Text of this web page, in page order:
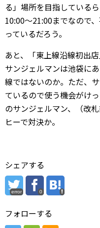
る」場所を目指している
10:00～21:00までなので
っているだろう。
あと、「東上線沿線初出
サンジェルマンは池袋に
線ではないのか。ただ、
ているので使う機会がけ
のサンジェルマン、（改
ヒーで対決か。
シェアする
error 0
フォローする